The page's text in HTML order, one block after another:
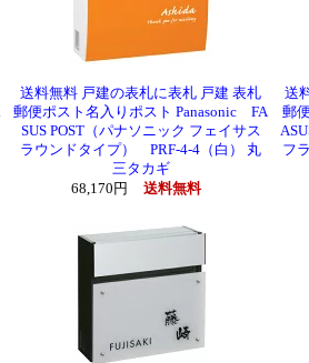
送料無料 戸建の表札に表札 戸建 表札
郵便ポスト名入りポスト Panasonic FA
SUS POST（パナソニック フェイサス
ラウンドタイプ） PRF-4-4（白） 丸
三タカギ
68,170円
送料無料
送
郵
フ